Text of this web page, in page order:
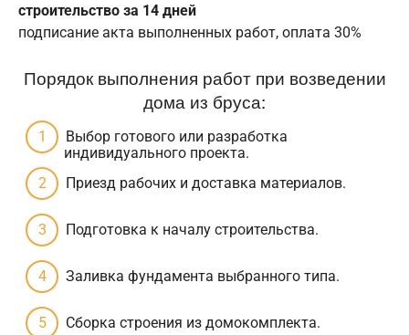
строительство за 14 дней
подписание акта выполненных работ, оплата 30%
Порядок выполнения работ при возведении
дома из бруса:
Выбор готового или разработка
индивидуального проекта.
Приезд рабочих и доставка материалов.
Подготовка к началу строительства.
Заливка фундамента выбранного типа.
Сборка строения из домокомплекта.